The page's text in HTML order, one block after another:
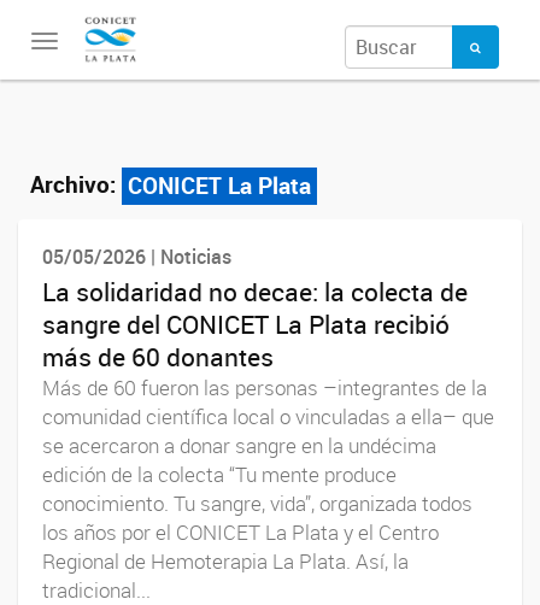
Toggle
navigation
Archivo: CONICET La Plata
05/05/2026 | Noticias
La solidaridad no decae: la colecta de
sangre del CONICET La Plata recibió
más de 60 donantes
Más de 60 fueron las personas –integrantes de la
comunidad científica local o vinculadas a ella– que
se acercaron a donar sangre en la undécima
edición de la colecta “Tu mente produce
conocimiento. Tu sangre, vida”, organizada todos
los años por el CONICET La Plata y el Centro
Regional de Hemoterapia La Plata. Así, la
tradicional...